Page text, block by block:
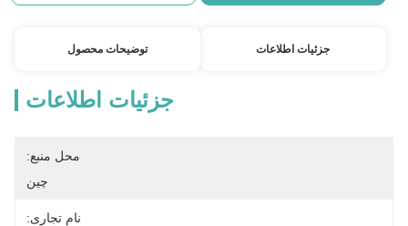
جزئیات اطلاعات توضیحات محصول
جزئیات اطلاعات
محل منبع:
چین
نام تجاری: